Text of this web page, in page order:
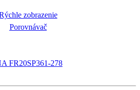
zobrazenie
Porovnávač
FR20SP361-278